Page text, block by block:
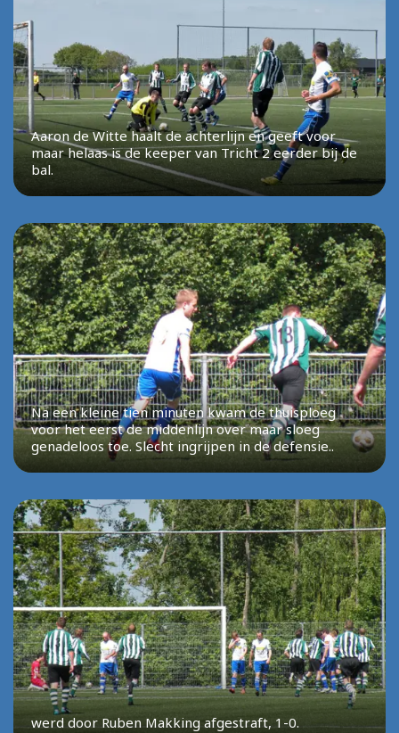
Aaron de Witte haalt de achterlijn en geeft voor
maar helaas is de keeper van Tricht 2 eerder bij de
bal.
Na een kleine tien minuten kwam de thuisploeg
voor het eerst de middenlijn over maar sloeg
genadeloos toe. Slecht ingrijpen in de defensie..
werd door Ruben Makking afgestraft, 1-0.